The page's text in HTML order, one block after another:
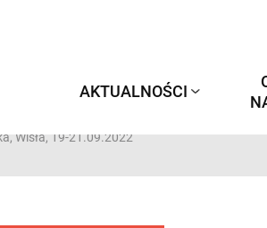
AKTUALNOŚCI
Wisła, 19-21.09.2022